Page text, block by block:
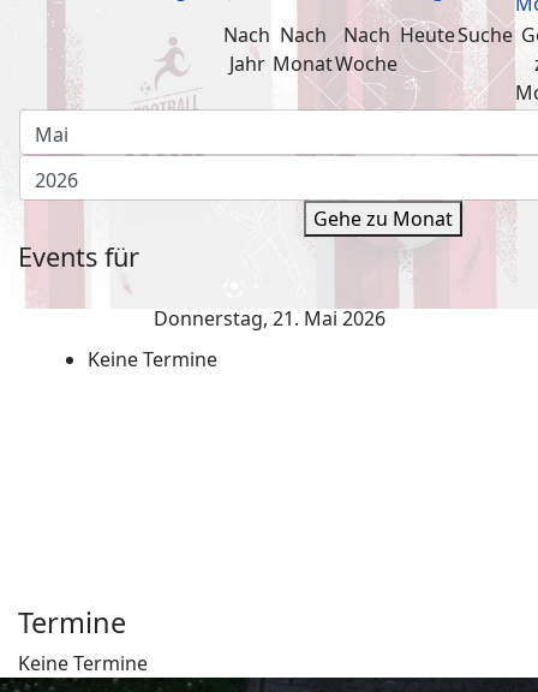
Nach
Jahr
Nach
Monat
Nach
Woche
HeuteSuche
Gehe zu Monat
Events für
Donnerstag, 21. Mai 2026
Keine Termine
Termine
Keine Termine